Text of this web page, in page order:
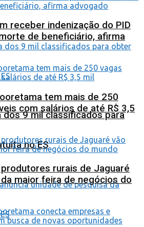
dos 9 mil classificados para
no ES
receber indenização do PID
de beneficiário, afirma
tem mais de 250
com salários de até R$ 3,5
produtores rurais de Jaguaré
maior feira de negócios do